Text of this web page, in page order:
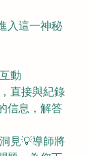
入這一神秘
動
直接與紀錄
信息，解答
見💡導師將